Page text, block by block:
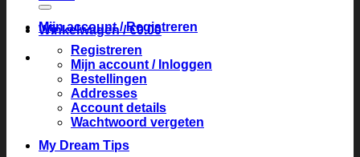
Winkelwagen /€0.00
Mijn account / Registreren
Registreren
Mijn account / Inloggen
Bestellingen
Addresses
Account details
Wachtwoord vergeten
My Dream Tips